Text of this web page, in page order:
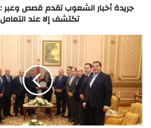
جريدة أخبار الشعوب تقدم قصص وعبر
تكتشف إلا عند